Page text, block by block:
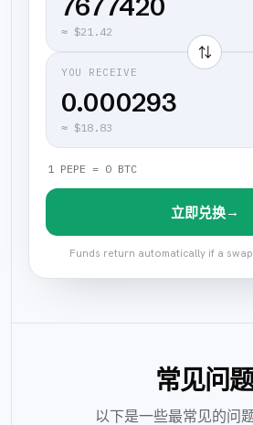
≈ $21.42
⇅
YOU RECEIVE
0.000293
≈ $18.83
1 PEPE = 0 BTC
立即兑换→
Funds return automatically if a
常见问
以下是一些最常见的问